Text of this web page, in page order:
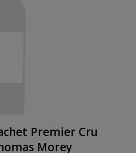
Premier Cru
Morey